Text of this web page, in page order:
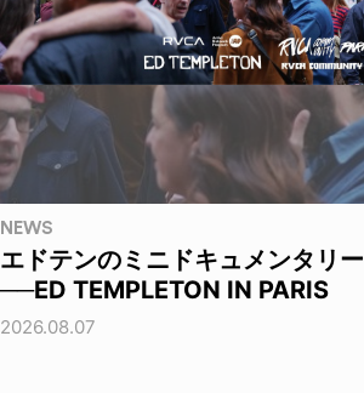
NEWS
エドテンのミニドキュメンタリー
──ED TEMPLETON IN PARIS
2026.08.07